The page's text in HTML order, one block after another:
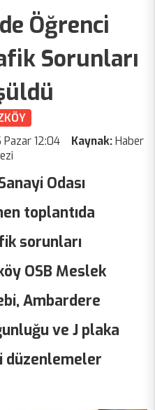
Öğrenci
Sorunları
12:04 Kaynak:Haber
Odası
toplantıda
sorunları
OSB Meslek
Ambardere
ve J plaka
düzenlemeler